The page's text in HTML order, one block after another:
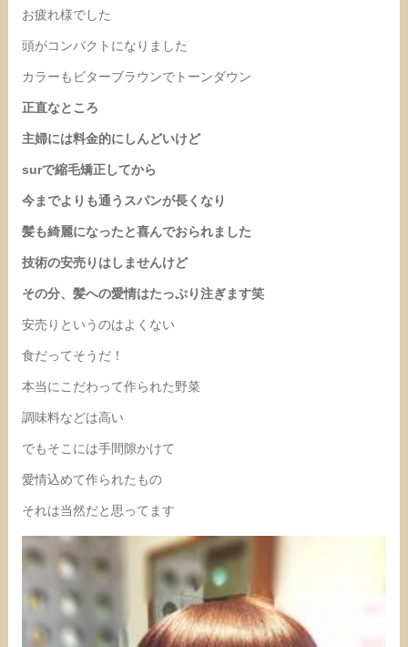
お疲れ様でした
頭がコンパクトになりました
カラーもビターブラウンでトーンダウン
正直なところ
主婦には料金的にしんどいけど
surで縮毛矯正してから
今までよりも通うスパンが長くなり
髪も綺麗になったと喜んでおられました
技術の安売りはしませんけど
その分、髪への愛情はたっぷり注ぎます笑
安売りというのはよくない
食だってそうだ！
本当にこだわって作られた野菜
調味料などは高い
でもそこには手間隙かけて
愛情込めて作られたもの
それは当然だと思ってます